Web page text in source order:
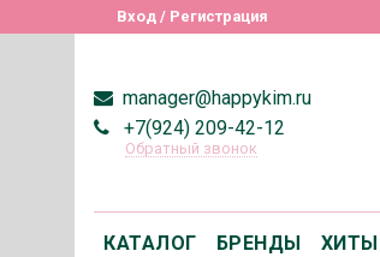
Вход / Регистрация
manager@happykim.ru
+7(924) 209-42-12
Обратный звонок
КАТАЛОГ БРЕНДЫ ХИТЫ